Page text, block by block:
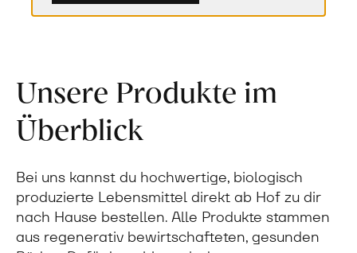
Unsere Produkte im
Überblick
Bei uns kannst du hochwertige, biologisch
produzierte Lebensmittel direkt ab Hof zu dir
nach Hause bestellen. Alle Produkte stammen
aus regenerativ bewirtschafteten, gesunden